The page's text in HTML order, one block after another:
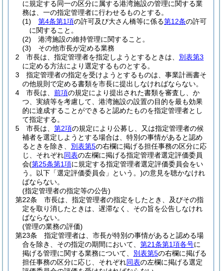
に規定する同一の区分に属する港湾施設の管理に関する業
務は、一の指定管理者に行わせるものとする。
(1)
第4条第1項の許可及び大さん橋等に係る第12条の許可
に関すること。
(2)
港湾施設の維持管理に関すること。
(3)
その他市長が定める業務
2
市長は、指定管理者を指定しようとするときは、 別表第3
に定める方法により選定するものとする。
3
指定管理者の指定を受けようとするものは、事業計画書そ
の他規則で定める書類を市長に提出しなければならない。
4
市長は、 前項の規定により提出された書類を審査し、か
つ、実績等を考慮して、港湾施設の設置の目的を最も効果
的に達成することができると認めたものを指定管理者とし
て指定する。
5
市長は、 第2項の規定により公募し、又は指定管理者の候
補者を選定しようとする場合は、特別の事情があると認め
るときを除き、 別表第5の右欄に掲げる担任事務の区分に応
じ、それぞれ同表の左欄に掲げる指定管理者選定評価委員
会(第25条第1項に規定する指定管理者選定評価委員会をい
う。以下「選定評価委員会」という。)の意見を聴かなけれ
ばならない。
(指定管理者の指定等の公告)
第22条
市長は、指定管理者の指定をしたとき、及びその指
定を取り消したときは、遅滞なく、その旨を公告しなけれ
ばならない。
(管理の業務の評価)
第23条
指定管理者は、市長が特別の事情があると認める場
合を除き、その指定の期間において、 第21条第1項各号に
掲げる管理に関する業務について、 別表第5の右欄に掲げる
担任事務の区分に応じ、それぞれ同表の左欄に掲げる選定